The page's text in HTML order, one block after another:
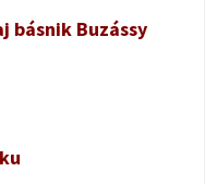
básnik Buzássy